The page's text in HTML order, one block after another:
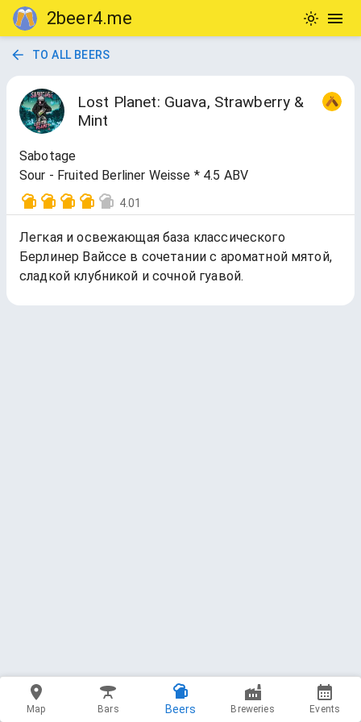
2beer4.me
TO ALL BEERS
Lost Planet: Guava, Strawberry &
Mint
Sabotage
Sour - Fruited Berliner Weisse * 4.5 ABV
4.01
Легкая и освежающая база классического
Берлинер Вайссе в сочетании с ароматной мятой,
сладкой клубникой и сочной гуавой.
Map Bars Beers Breweries Events